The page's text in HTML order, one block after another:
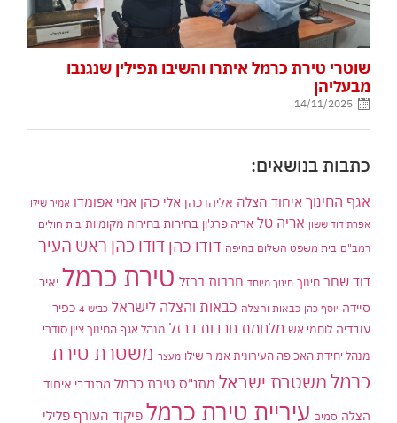
שוטרי טירת כרמל איתרו והשיבו תפילין שנגנבו
מבעליהן
14/11/2025
כתבות בנושאים:
אגף החינוך איחוד הצלה אליהו כהן אלי כהן אמי אפומדו אמיר שילו
אפרת דוד ששון אריה טל אריה פרג'ון בחירות בחירות מקומיות בית חולים
רמב"ם בית משפט השלום בחיפה דודו כהן דודו כהן ראש העיר
דוד שחר חינוך חינוך מיוחד חרבות ברזל טירת כרמל יאיר
סיידה יוסף כהן כבאות והצלה כבאות והצלה לישראל כביש 4
כפיר
עובדיה לוחמי אש מלחמת חרבות ברזל מנהל אגף החינוך ציון סודרי
מנהל יחידת האכיפה העירונית אמיר שילו מעצר משטרת טירת
כרמלמשטרת ישראל מתנ"ס טירת כרמל מתנדבי איחוד
הצלה סמים עיריית טירת כרמל פיקוד העורף פלילי